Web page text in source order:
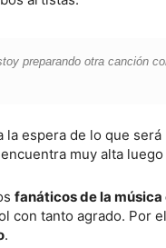
preparando otra canción
la espera de lo que
muy alta
fanáticos de la
con tanto agrado. Por
.